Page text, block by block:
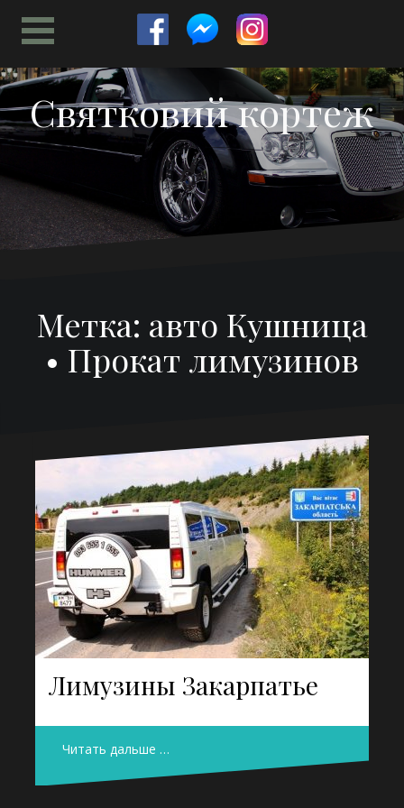
содержимому
Святковий кортеж
Метка: авто Кушница
• Прокат лимузинов
Лимузины Закарпатье
Читать дальше …